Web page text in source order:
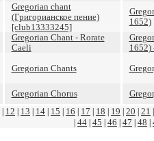
Gregorian chant
(Григорианское пение)
[club13333245]
1652)
Gregorian Chant - Rorate
Caeli
1652)
Gregorian Chants
Gregorian Chorus
12 13 14 15 16 17 18 19 20 21
44 45 46 47 48